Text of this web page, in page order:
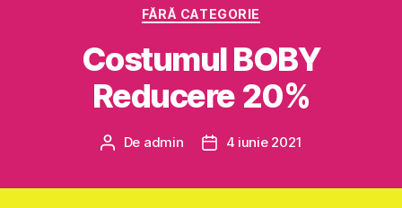
Categorii
FĂRĂ CATEGORIE
Costumul BOBY
Reducere 20%
Autor
De admin
Dată4 iunie 2021